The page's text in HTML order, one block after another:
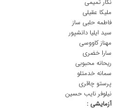
نگار تمیمی
ملیکا عقیلی
فاطمه حلبی ساز
سید ایلیا دانشپور
مهناز کاووسی
سارا خضری
ریحانه محبوبی
سمانه خدمتلو
پرستو چاقری
نیلوفر نایب حسین
آزمایشی :